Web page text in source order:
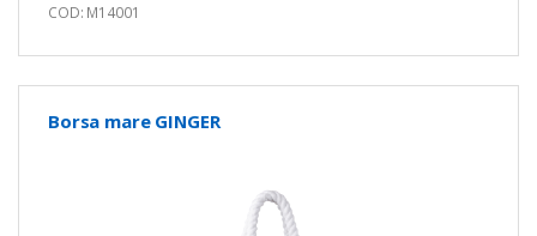
COD: M14001
Borsa mare GINGER